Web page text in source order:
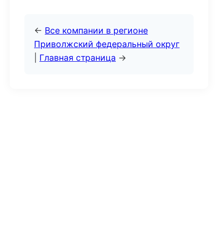
← Все компании в регионе
Приволжский федеральный округ
Главная страница →